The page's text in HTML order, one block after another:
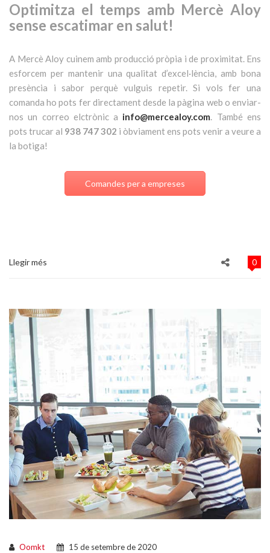
Optimitza el temps amb Mercè Aloy
sense escatimar en salut!
A Mercè Aloy cuinem amb producció pròpia i de proximitat. Ens
esforcem per mantenir una qualitat d’excel·lència, amb bona
presència i sabor perquè vulguis repetir. Si vols fer una
comanda ho pots fer directament desde la pàgina web o enviar-
nos un correo elctrònic a info@mercealoy.com. També ens
pots trucar al 938 747 302 i òbviament ens pots venir a veure a
la botiga!
Comandes per a empreses
Llegir més 0
Oomkt
15 de setembre de 2020